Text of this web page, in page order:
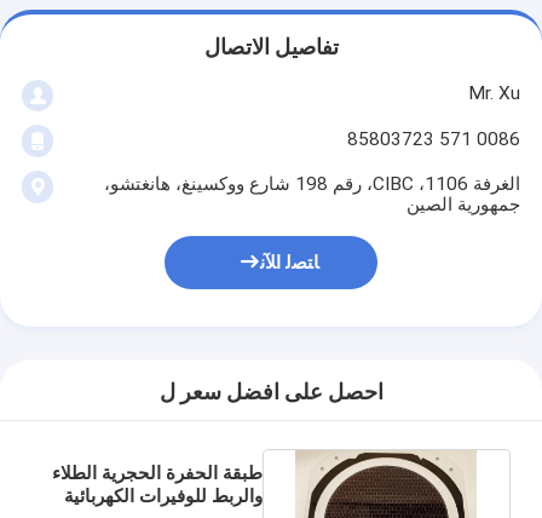
تفاصيل الاتصال
Mr. Xu
0086 571 85803723
الغرفة 1106، CIBC، رقم 198 شارع ووكسينغ، هانغتشو،
جمهورية الصين
ﺎﺘﺼﻟ ﺍﻶﻧ
احصل على افضل سعر ل
طبقة الحفرة الحجرية الطلاء
والربط للوفيرات الكهربائية